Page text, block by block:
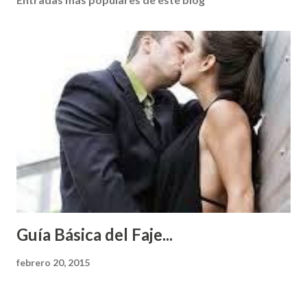
Guía Básica del Faje...
febrero 20, 2015